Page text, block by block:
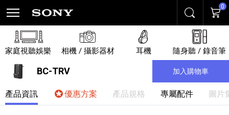
搜尋 購物
0
家庭視聽娛樂 相機 / 攝影器材 耳機 隨身聽 / 錄音筆
BC-TRV 加入購物車
產品資訊 優惠方案 產品規格 專屬配件 圖片